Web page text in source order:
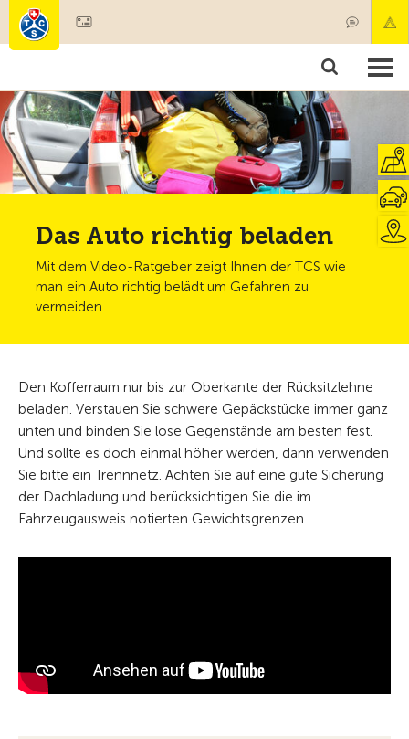
Mitgliedschaft & Leistungen
Test, Sicherheit & Gesundheit
Das Auto richtig beladen
Mit dem Video-Ratgeber zeigt Ihnen der TCS wie
man ein Auto richtig belädt um Gefahren zu
vermeiden.
Den Kofferraum nur bis zur Oberkante der Rücksitzlehne
beladen. Verstauen Sie schwere Gepäckstücke immer ganz
unten und binden Sie lose Gegenstände am besten fest.
Und sollte es doch einmal höher werden, dann verwenden
Sie bitte ein Trennnetz. Achten Sie auf eine gute Sicherung
der Dachladung und berücksichtigen Sie die im
Fahrzeugausweis notierten Gewichtsgrenzen.